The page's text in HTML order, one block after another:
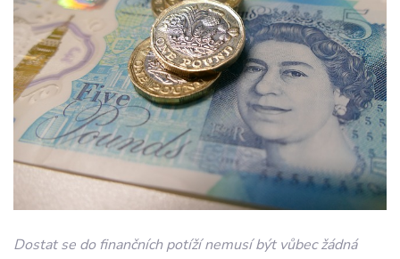
Dostat se do finančních potíží nemusí být vůbec žádná